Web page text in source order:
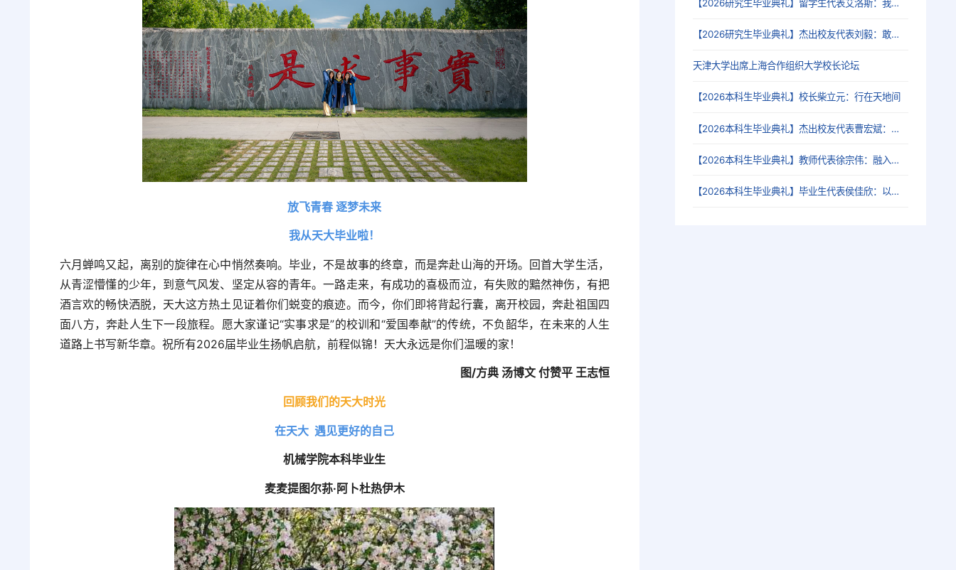
放飞青春 逐梦未来
我从天大毕业啦！
六月蝉鸣又起，离别的旋律在心中悄然奏响。毕业，不是故事的终章，而是奔赴山海的开场。回首大学生活，
从青涩懵懂的少年，到意气风发、坚定从容的青年。一路走来，有成功的喜极而泣，有失败的黯然神伤，有把
酒言欢的畅快洒脱，天大这方热土见证着你们蜕变的痕迹。而今，你们即将背起行囊，离开校园，奔赴祖国四
面八方，奔赴人生下一段旅程。愿大家谨记“实事求是”的校训和“爱国奉献”的传统，不负韶华，在未来的人生
道路上书写新华章。祝所有2026届毕业生扬帆启航，前程似锦！天大永远是你们温暖的家！
图/方典 汤博文 付赞平 王志恒
回顾我们的天大时光
在天大 遇见更好的自己
机械学院本科毕业生
麦麦提图尔荪·阿卜杜热伊木
【2026研究生毕业典礼】留学生代表艾洛斯：我爱中国，我爱天津，我爱天大！
【2026研究生毕业典礼】杰出校友代表刘毅：敢想敢干，是一辈子的事
天津大学出席上海合作组织大学校长论坛
【2026本科生毕业典礼】校长柴立元：行在天地间
【2026本科生毕业典礼】杰出校友代表曹宏斌：天大教会我的三件事
【2026本科生毕业典礼】教师代表徐宗伟：融入时代发展，做时间的朋友
【2026本科生毕业典礼】毕业生代表侯佳欣：以青春铸匠心，逐山海赴新程